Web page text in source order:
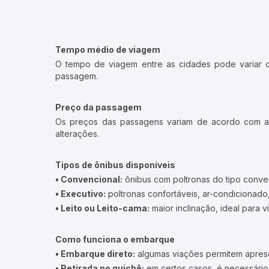
Tempo médio de viagem
O tempo de viagem entre as cidades pode variar
passagem.
Preço da passagem
Os preços das passagens variam de acordo com
alterações.
Tipos de ônibus disponíveis
• Convencional: ônibus com poltronas do tipo
• Executivo: poltronas confortáveis, ar-
• Leito ou Leito-cama: maior inclinação, ideal para
Como funciona o embarque
• Embarque direto: algumas viações permitem